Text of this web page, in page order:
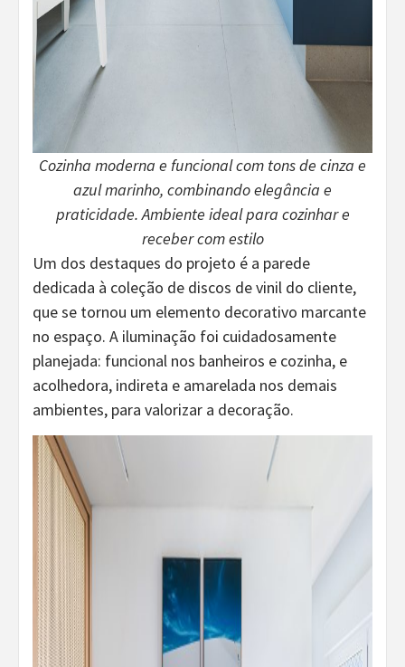
Cozinha moderna e funcional com tons de cinza e
azul marinho, combinando elegância e
praticidade. Ambiente ideal para cozinhar e
receber com estilo
Um dos destaques do projeto é a parede
dedicada à coleção de discos de vinil do cliente,
que se tornou um elemento decorativo marcante
no espaço. A iluminação foi cuidadosamente
planejada: funcional nos banheiros e cozinha, e
acolhedora, indireta e amarelada nos demais
ambientes, para valorizar a decoração.